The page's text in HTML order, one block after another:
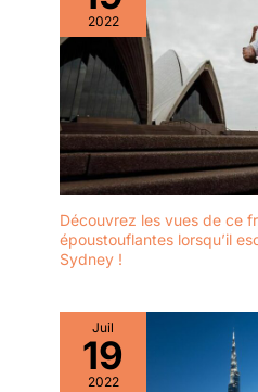
2022
Découvrez les vues de ce
époustouflantes lorsqu’il
Sydney !
Juil
19
2022